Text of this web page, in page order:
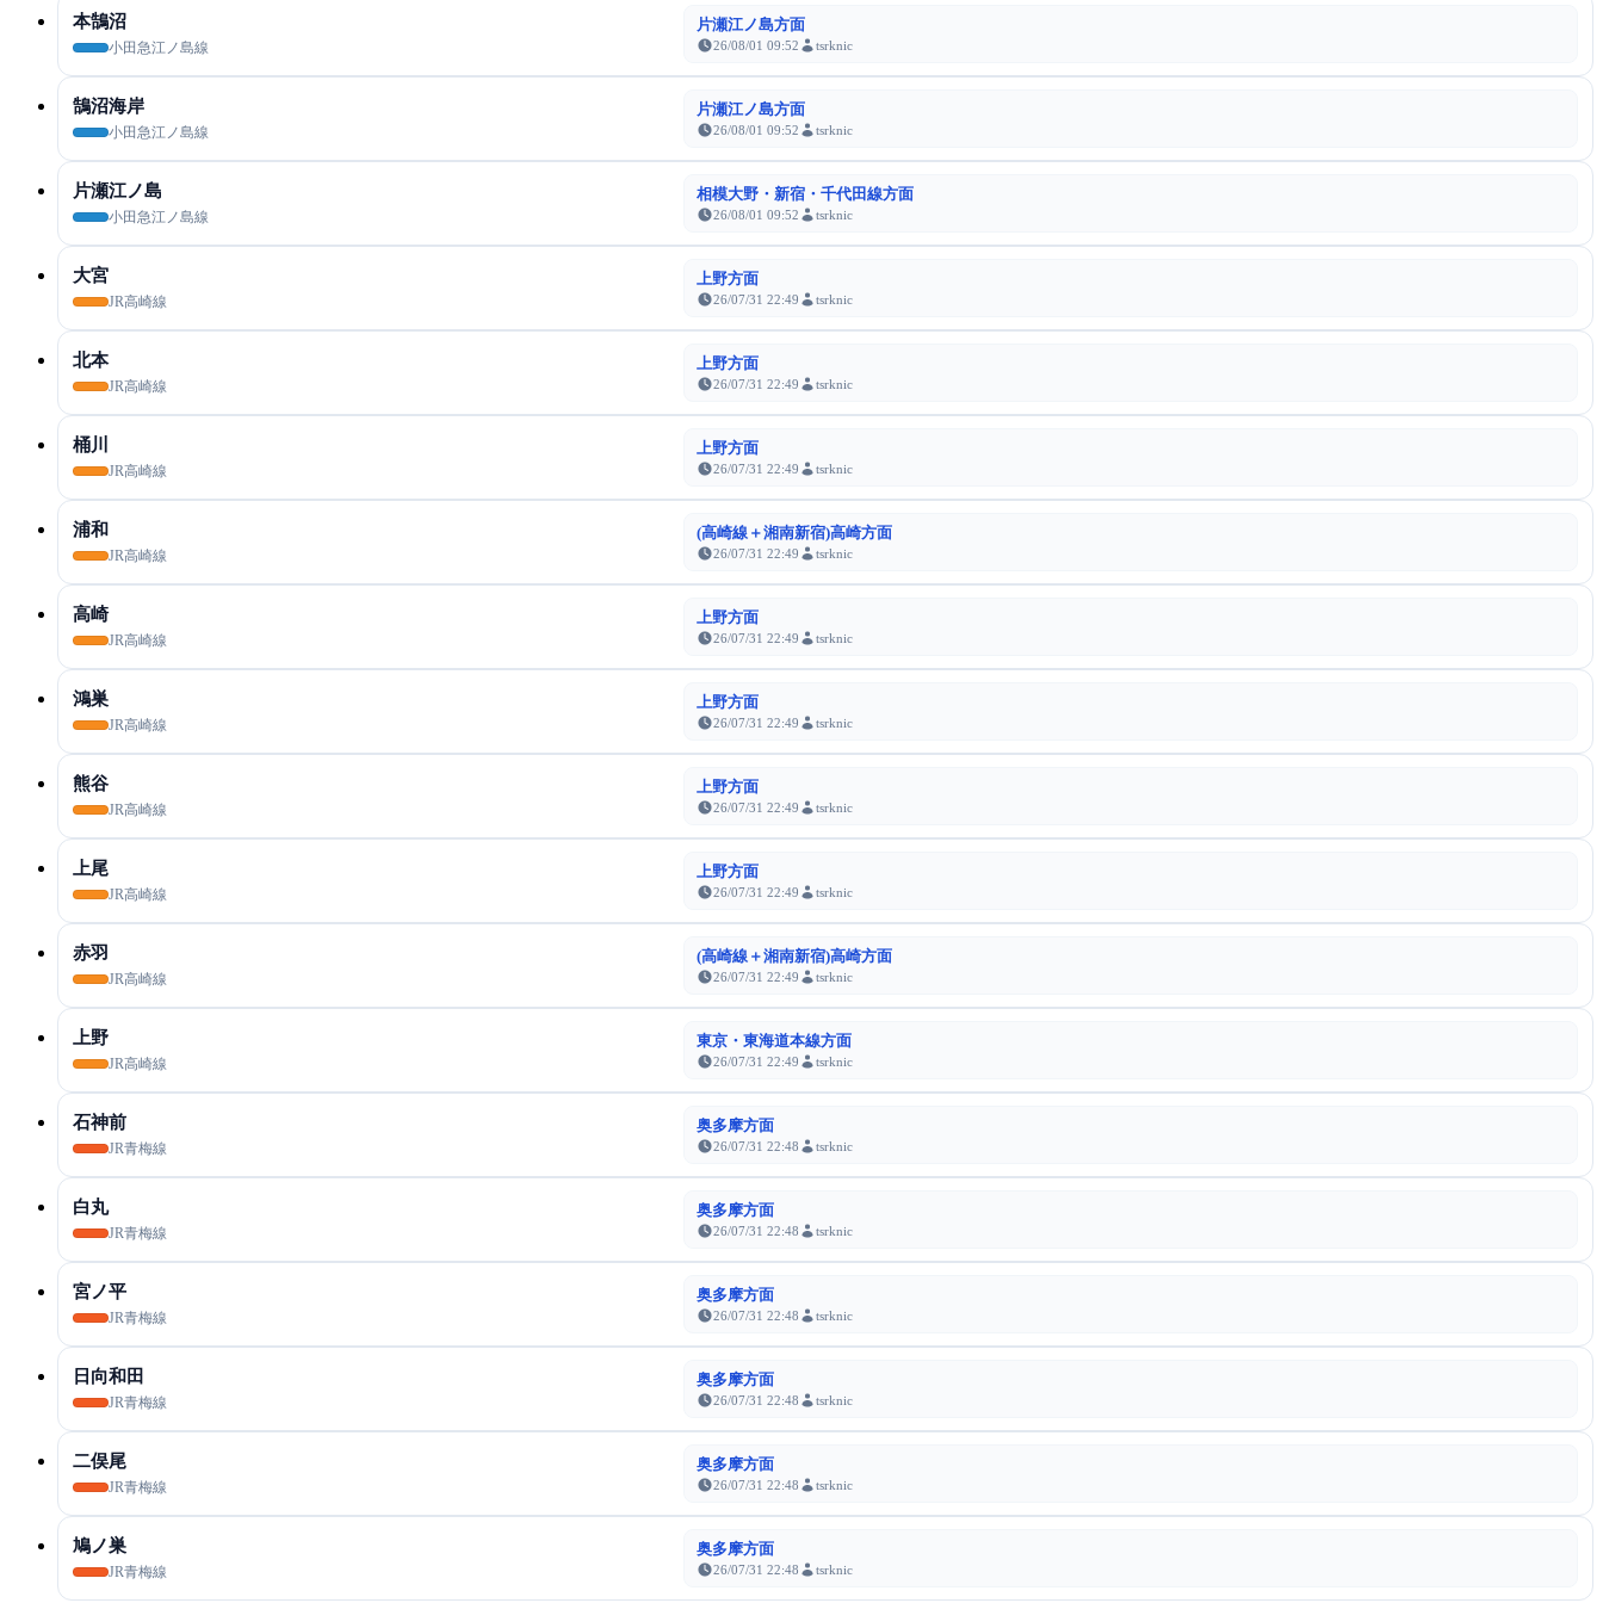
本鵠沼
小田急江ノ島線
片瀬江ノ島方面
26/08/01 09:52 tsrknic
鵠沼海岸
小田急江ノ島線
片瀬江ノ島方面
26/08/01 09:52 tsrknic
片瀬江ノ島
小田急江ノ島線
相模大野・新宿・千代田線方面
26/08/01 09:52 tsrknic
大宮
JR高崎線
上野方面
26/07/31 22:49 tsrknic
北本
JR高崎線
上野方面
26/07/31 22:49 tsrknic
桶川
JR高崎線
上野方面
26/07/31 22:49 tsrknic
浦和
JR高崎線
(高崎線＋湘南新宿)高崎方面
26/07/31 22:49 tsrknic
高崎
JR高崎線
上野方面
26/07/31 22:49 tsrknic
鴻巣
JR高崎線
上野方面
26/07/31 22:49 tsrknic
熊谷
JR高崎線
上野方面
26/07/31 22:49 tsrknic
上尾
JR高崎線
上野方面
26/07/31 22:49 tsrknic
赤羽
JR高崎線
(高崎線＋湘南新宿)高崎方面
26/07/31 22:49 tsrknic
上野
JR高崎線
東京・東海道本線方面
26/07/31 22:49 tsrknic
石神前
JR青梅線
奥多摩方面
26/07/31 22:48 tsrknic
白丸
JR青梅線
奥多摩方面
26/07/31 22:48 tsrknic
宮ノ平
JR青梅線
奥多摩方面
26/07/31 22:48 tsrknic
日向和田
JR青梅線
奥多摩方面
26/07/31 22:48 tsrknic
二俣尾
JR青梅線
奥多摩方面
26/07/31 22:48 tsrknic
鳩ノ巣
JR青梅線
奥多摩方面
26/07/31 22:48 tsrknic